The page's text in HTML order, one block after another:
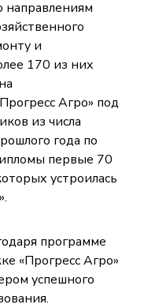
направлениям
и
170 из них
Агро» под
из числа
года по
первые 70
устроилась
программе
«Прогресс Агро»
успешного